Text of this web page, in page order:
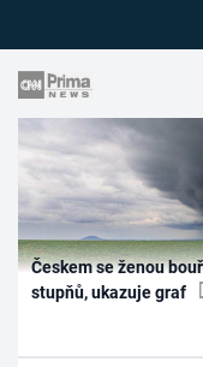
Českem se ženou
stupňů, ukazuje graf